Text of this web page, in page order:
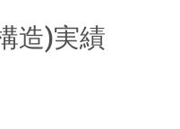
造)実績